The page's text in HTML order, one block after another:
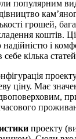
популярним
грошей,
коштів.
і
кілька
ціну. Має
проекту